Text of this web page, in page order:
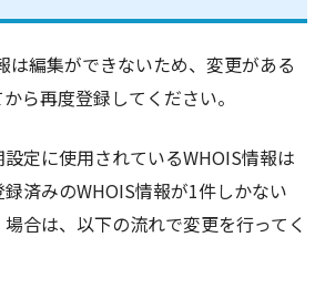
は編集ができないため、変更がある
ら再度登録してください。
定に使用されているWHOIS情報は
済みのWHOIS情報が1件しかない
場合は、以下の流れで変更を行ってく